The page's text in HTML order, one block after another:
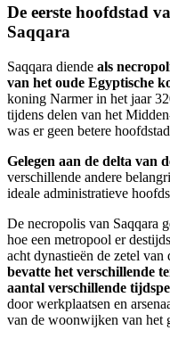
De eerste hoofdstad
Saqqara
Saqqara diende als
van het oude Egyptische
koning Narmer in het jaar
tijdens delen van het
was er geen betere
Gelegen aan de delta van
verschillende andere
ideale administratieve
De necropolis van Saqqara
hoe een metropool er
acht dynastieën de zetel
bevatte het verschillende
aantal verschillende
door werkplaatsen en
van de woonwijken van het